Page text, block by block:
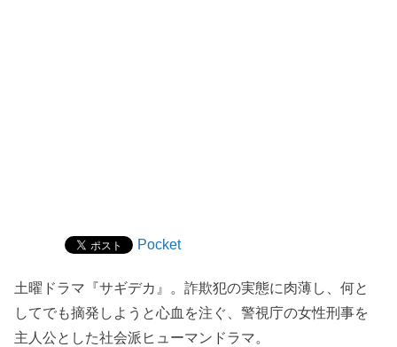
Pocket
土曜ドラマ『サギデカ』。詐欺犯の実態に肉薄し、何と
してでも摘発しようと心血を注ぐ、警視庁の女性刑事を
主人公とした社会派ヒューマンドラマ。